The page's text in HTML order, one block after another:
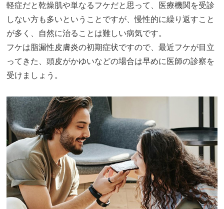
軽症だと乾燥肌や単なるフケだと思って、医療機関を受診
しない方も多いということですが、慢性的に繰り返すこと
が多く、自然に治ることは難しい病気です。
フケは脂漏性皮膚炎の初期症状ですので、最近フケが目立
ってきた、頭皮がかゆいなどの場合は早めに医師の診察を
受けましょう。